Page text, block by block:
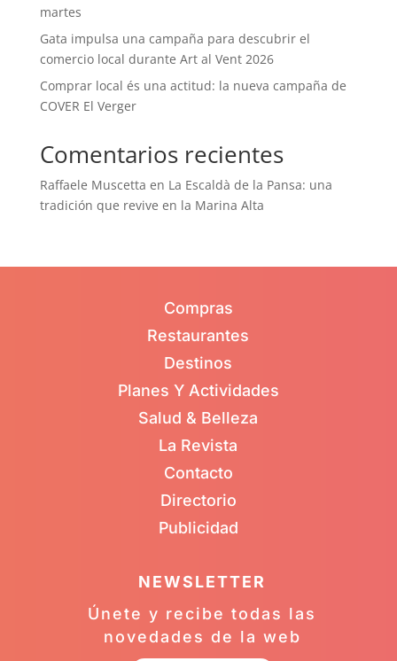
martes
Gata impulsa una campaña para descubrir el
comercio local durante Art al Vent 2026
Comprar local és una actitud: la nueva campaña de
COVER El Verger
Comentarios recientes
Raffaele Muscetta en La Escaldà de la Pansa: una
tradición que revive en la Marina Alta
Compras
Restaurantes
Destinos
Planes Y Actividades
Salud & Belleza
La Revista
Contacto
Directorio
Publicidad
NEWSLETTER
Únete y recibe todas las
novedades de la web